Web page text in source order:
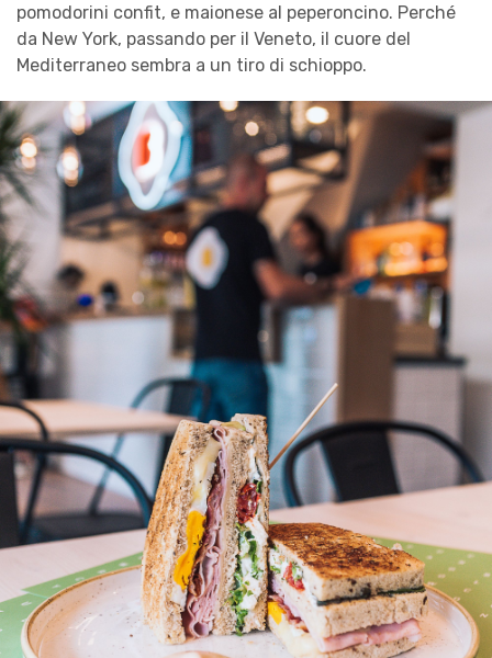
pomodorini confit, e maionese al peperoncino. Perché
da New York, passando per il Veneto, il cuore del
Mediterraneo sembra a un tiro di schioppo.